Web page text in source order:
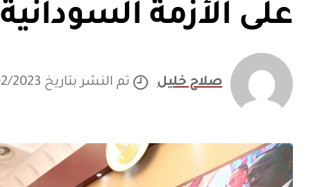
على الأزمة السودانية
صلاح خليل تم النشر بتاريخ 19/02/2023